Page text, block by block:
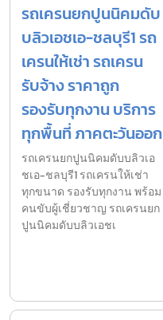
รถเครนยกปูนนิคมดับ
บลิวเอชเอ-ชลบุรี1 รถ
เครนให้เช่า รถเครน
รับจ้าง ราคาถูก
รองรับทุกงาน บริการ
ทุกพื้นที่ ภาคตะวันออก
รถเครนยกปูนนิคมดับบลิวเอ
ชเอ-ชลบุรี1 รถเครนให้เช่า
ทุกขนาด รองรับทุกงาน พร้อม
คนขับผู้เชี่ยวชาญ รถเครนยก
ปูนนิคมดับบลิวเอชเ